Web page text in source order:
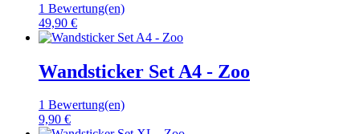
1 Bewertung(en)
49,90 €
Wandsticker Set A4 - Zoo
1 Bewertung(en)
9,90 €